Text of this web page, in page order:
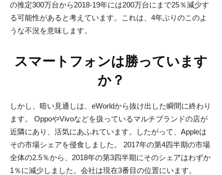
の推定300万台から2018-19年には200万台にまで25％減少す
る可能性があると考えています。これは、4年ぶりのこのよ
うな不況を意味します。
スマートフォンは勝っています
か？
しかし、暗い見通しは、eWorldから抜け出した瞬間に終わり
ます。 OppoやVivoなどを扱っているマルチブランドの店が
近隣にあり、活気にあふれています。したがって、Appleは
その市場シェアを侵食しました。 2017年の第4四半期の市場
全体の2.5％から、2018年の第3四半期にそのシェアはわずか
1％に減少しました。会社は現在3番目の位置にいます。